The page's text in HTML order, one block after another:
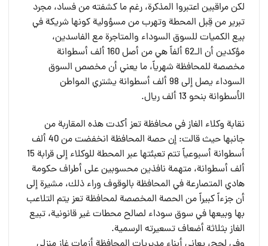
لكن مراقبين اعتبروا المذكرة، رغم ما كشفته من فساد، مجرد
تبرير من قِبل المحطة وتهرب من مسؤولية كونها شريكة في
بيع الكميات للسوق السوداء والمتاجرة مع الفاسدين،
مؤكدين أن الـ62 ألفاً هي من أصل 160 ألف أسطوانة
مخصصة للمحافظة شهرياً، ما يعني أن مخصص السوق
السوداء يصل إلى 98 ألف أسطوانة يشتري المواطن
الأسطوانة بنحو 13 ألف ريال.
نقابة وكلاء الغاز في محافظة تعز أكدت هذه المقاربة من
جانبها حيث قالت: إن حصة المحافظة انخفضت من 40 ألف
أسطوانة أسبوعياً تتم تعبئتها عبر المحطة للوكلاء إلى قرابة 15
ألف أسطوانة، متهمة نافذين محسوبين على أطراف حكومة
هادي المتصارعة في المحافظة بالوقوف وراء ذلك، مشيرة إلى
أن جزءاً كبيراً من الحصة المخصصة لمحافظة تعز يتم التلاعب
بها وبيعها في سوق سوداء لصالح محطات غير قانونية، تبيع
الغاز بثلاثة أضعاف تسعيرته الرسمية.